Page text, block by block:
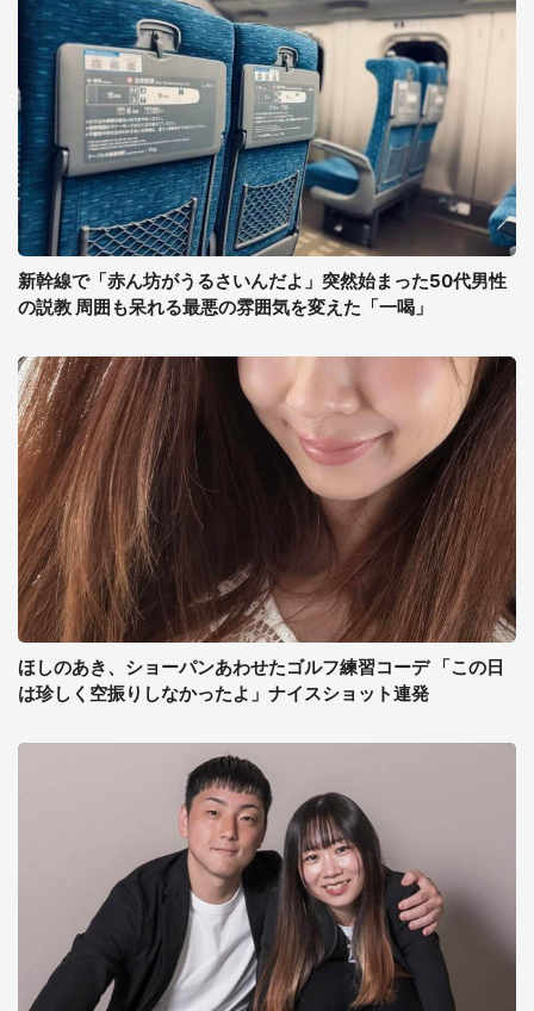
新幹線で「赤ん坊がうるさいんだよ」突然始まった50代男性
の説教 周囲も呆れる最悪の雰囲気を変えた「一喝」
ほしのあき、ショーパンあわせたゴルフ練習コーデ 「この日
は珍しく空振りしなかったよ」ナイスショット連発